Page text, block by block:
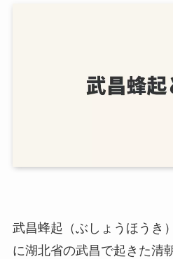
武昌蜂起（ぶしょうほうき
に湖北省の武昌で起きた清